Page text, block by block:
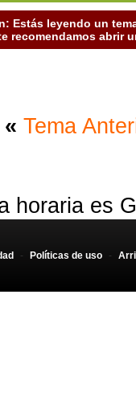
Estás leyendo un
recomendamos abrir
« Tema
horaria es
- Políticas de uso -